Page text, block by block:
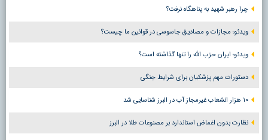
چرا رهبر شهید به پناهگاه نرفت؟
ویدئو؛ مجازات و مصادیق جاسوسی در قوانین ما چیست؟
ویدئو؛ ایران حزب الله را تنها گذاشته است؟
دستورات مهم پزشکیان برای شرایط جنگی
۱۰ هزار انشعاب غیرمجاز آب در البرز شناسایی شد
نظارت بدون اغماض استاندارد بر مصنوعات طلا در البرز